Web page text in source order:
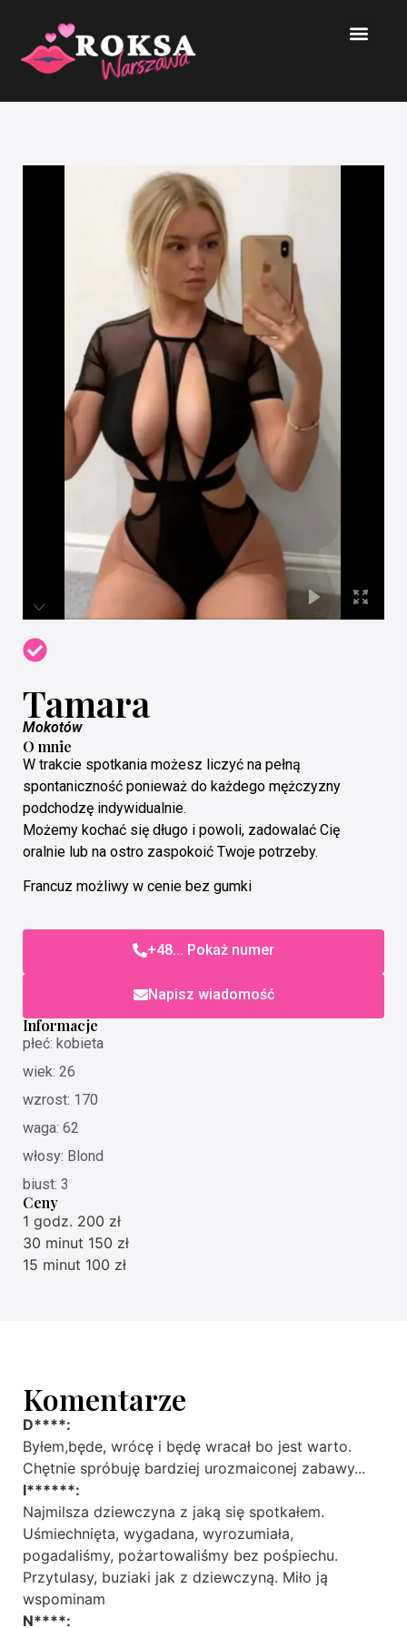
Tamara
Mokotów
O mnie
W trakcie spotkania możesz liczyć na pełną
spontaniczność ponieważ do każdego mężczyzny
podchodzę indywidualnie.
Możemy kochać się długo i powoli, zadowalać Cię
oralnie lub na ostro zaspokoić Twoje potrzeby.
Francuz możliwy w cenie bez gumki
+48... Pokaż numer
Napisz wiadomość
Informacje
płeć: kobieta
wiek: 26
wzrost: 170
waga: 62
włosy: Blond
biust: 3
Ceny
1 godz. 200 zł
30 minut 150 zł
15 minut 100 zł
Komentarze
D****:
Byłem,będe, wrócę i będę wracał bo jest warto.
Chętnie spróbuję bardziej urozmaiconej zabawy...
I******:
Najmilsza dziewczyna z jaką się spotkałem.
Uśmiechnięta, wygadana, wyrozumiała,
pogadaliśmy, pożartowaliśmy bez pośpiechu.
Przytulasy, buziaki jak z dziewczyną. Miło ją
wspominam
N****: